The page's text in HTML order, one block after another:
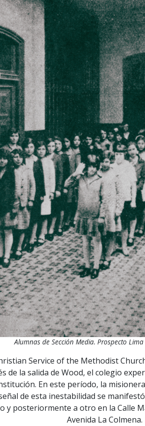
Alumnas de Sección Media. Prospecto Lima
Service of the Methodist
de la salida de Wood, el colegio
En este período, la
de esta inestabilidad se
y posteriormente a otro en la Calle
Avenida La Colmena.